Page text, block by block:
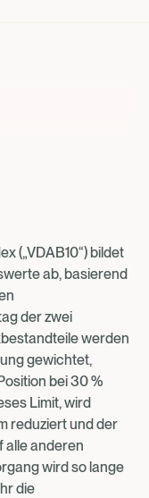
(„VDAB10“) bildet
ab, basierend
der zwei
werden
gewichtet,
bei 30 %
Limit, wird
reduziert und der
alle anderen
wird so lange
die